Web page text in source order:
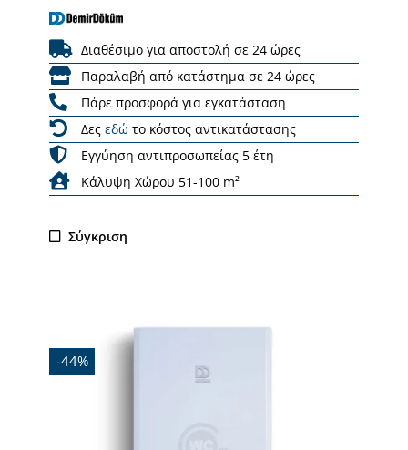
Διαθέσιμο για αποστολή σε 24 ώρες
Παραλαβή από κατάστημα σε 24 ώρες
Πάρε προσφορά για εγκατάσταση
Δες εδώ το κόστος αντικατάστασης
Εγγύηση αντιπροσωπείας 5 έτη
Κάλυψη Χώρου 51-100 m²
Σύγκριση
Εξαντλήθηκε
-44%